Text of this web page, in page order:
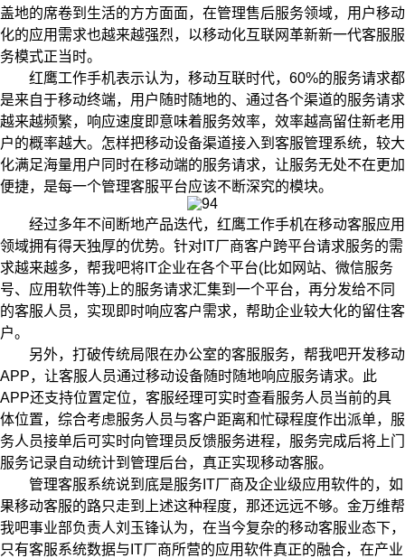
盖地的席卷到生活的方方面面，在管理售后服务领域，用户移动
化的应用需求也越来越强烈，以移动化互联网革新新一代客服服
务模式正当时。
红鹰工作手机表示认为，移动互联时代，60%的服务请求都
是来自于移动终端，用户随时随地的、通过各个渠道的服务请求
越来越频繁，响应速度即意味着服务效率，效率越高留住新老用
户的概率越大。怎样把移动设备渠道接入到客服管理系统，较大
化满足海量用户同时在移动端的服务请求，让服务无处不在更加
便捷，是每一个管理客服平台应该不断深究的模块。
经过多年不间断地产品迭代，红鹰工作手机在移动客服应用
领域拥有得天独厚的优势。针对IT厂商客户跨平台请求服务的需
求越来越多，帮我吧将IT企业在各个平台(比如网站、微信服务
号、应用软件等)上的服务请求汇集到一个平台，再分发给不同
的客服人员，实现即时响应客户需求，帮助企业较大化的留住客
户。
另外，打破传统局限在办公室的客服服务，帮我吧开发移动
APP，让客服人员通过移动设备随时随地响应服务请求。此
APP还支持位置定位，客服经理可实时查看服务人员当前的具
体位置，综合考虑服务人员与客户距离和忙碌程度作出派单，服
务人员接单后可实时向管理员反馈服务进程，服务完成后将上门
服务记录自动统计到管理后台，真正实现移动客服。
管理客服系统说到底是服务IT厂商及企业级应用软件的，如
果移动客服的路只走到上述这种程度，那还远远不够。金万维帮
我吧事业部负责人刘玉锋认为，在当今复杂的移动客服业态下，
只有客服系统数据与IT厂商所营的应用软件真正的融合，在产业